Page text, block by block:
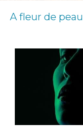
A fleur de peau